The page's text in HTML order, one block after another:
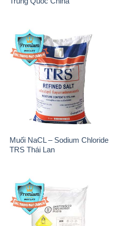
Muối NaCL – Sodium Chloride
TRS Thái Lan